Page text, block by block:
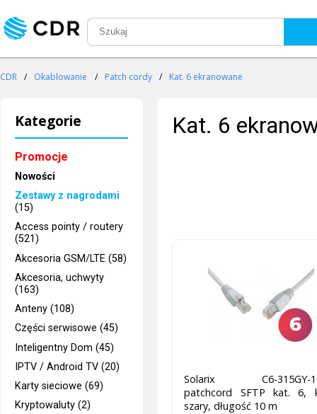
CDR / Okablowanie / Patch cordy / Kat. 6 ekranowane
Kategorie
Promocje
Nowości
Zestawy z nagrodami
(15)
Access pointy / routery
(521)
Akcesoria GSM/LTE (58)
Akcesoria, uchwyty
(163)
Anteny (108)
Części serwisowe (45)
Inteligentny Dom (45)
IPTV / Android TV (20)
Karty sieciowe (69)
Kryptowaluty (2)
Kat. 6
Solarix C6-315GY-
patchcord SFTP kat. 6,
szary, długość 10 m